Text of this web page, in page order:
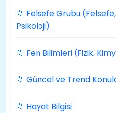
📁 Felsefe Grubu
Psikoloji)
📁 Fen Bilimleri (Fizik,
📁 Güncel ve Trend
📁 Hayat Bilgisi